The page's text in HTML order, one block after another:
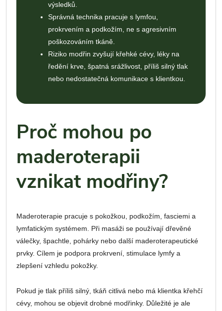
výsledků.
Správná technika pracuje s lymfou,
prokrvením a podkožím, ne s agresivním
poškozováním tkáně.
Riziko modřin zvyšují křehké cévy, léky na
ředění krve, špatná srážlivost, příliš silný tlak
nebo nedostatečná komunikace s klientkou.
Proč mohou po
maderoterapii
vznikat modřiny?
Maderoterapie pracuje s pokožkou, podkožím, fasciemi a
lymfatickým systémem. Při masáži se používají dřevěné
válečky, špachtle, pohárky nebo další maderoterapeutické
prvky. Cílem je podpora prokrvení, stimulace lymfy a
zlepšení vzhledu pokožky.
Pokud je tlak příliš silný, tkáň citlivá nebo má klientka křehčí
cévy, mohou se objevit drobné modřinky. Důležité je ale